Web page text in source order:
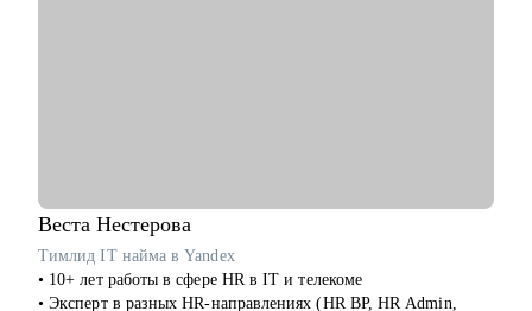
• Специалистам всех уровней в сфере образования и смежных
областей.
Веста Нестерова
Тимлид IT найма в Yandex
• 10+ лет работы в сфере HR в IT и телекоме
• Эксперт в разных HR-направлениях (HR BP, HR Admin,